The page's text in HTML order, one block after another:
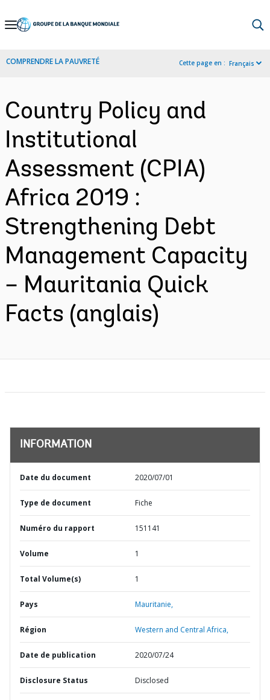
Skip
Navigation
COMPRENDRE LA PAUVRETÉ Cette page en : Français
Country Policy and
Institutional
Assessment (CPIA)
Africa 2019 :
Strengthening Debt
Management Capacity
– Mauritania Quick
Facts (anglais)
INFORMATION
Date du document 2020/07/01
Type de document Fiche
Numéro du rapport 151141
Volume 1
Total Volume(s) 1
Pays Mauritanie,
Région Western and Central Africa,
Date de publication 2020/07/24
Disclosure Status Disclosed